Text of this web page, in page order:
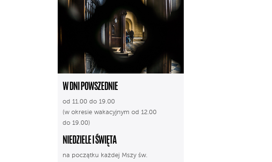
W DNI POWSZEDNIE
od 11.00 do 19.00
(w okresie wakacyjnym od 12.00
do 19.00)
NIEDZIELE I ŚWIĘTA
na początku każdej Mszy św.